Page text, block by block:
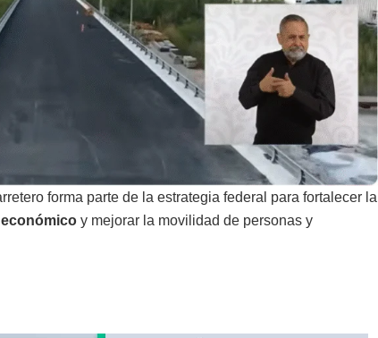
forma parte de la estrategia federal para fortalecer la
y mejorar la movilidad de personas y